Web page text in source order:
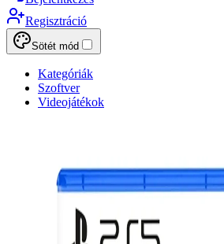
Regisztráció
Sötét mód
Kategóriák
Szoftver
Videojátékok